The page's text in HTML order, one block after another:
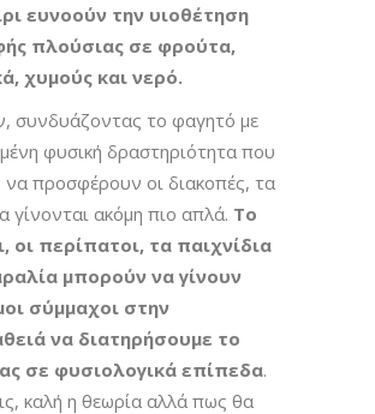
ευνοούν την υιοθέτηση
πλούσιας σε φρούτα,
χυμούς και νερό.
συνδυάζοντας το φαγητό με
φυσική δραστηριότητα που
προσφέρουν οι διακοπές, τα
γίνονται ακόμη πιο απλά. Το
οι περίπατοι, τα παιχνίδια
μπορούν να γίνουν
σύμμαχοι στην
να διατηρήσουμε το
σε φυσιολογικά επίπεδα.
καλή η θεωρία αλλά πως θα